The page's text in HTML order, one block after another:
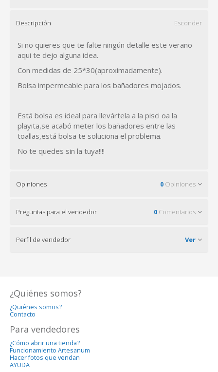
Descripción Esconder
Si no quieres que te falte ningún detalle este verano
aqui te dejo alguna idea.
Con medidas de 25*30(aproximadamente).
Bolsa impermeable para los bañadores mojados.
Está bolsa es ideal para llevártela a la pisci oa la
playita,se acabó meter los bañadores entre las
toallas,está bolsa te soluciona el problema.
No te quedes sin la tuya!!!!
Opiniones 0 Opiniones
Preguntas para el vendedor 0 Comentarios
Perfil de vendedor Ver
¿Quiénes somos?
¿Quiénes somos?
Contacto
Para vendedores
¿Cómo abrir una tienda?
Funcionamiento Artesanum
Hacer fotos que vendan
AYUDA